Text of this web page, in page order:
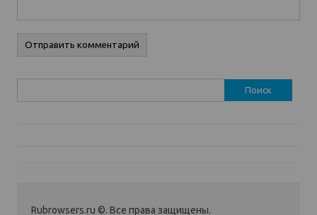
Rubrowsers.ru ©. Все права защищены.